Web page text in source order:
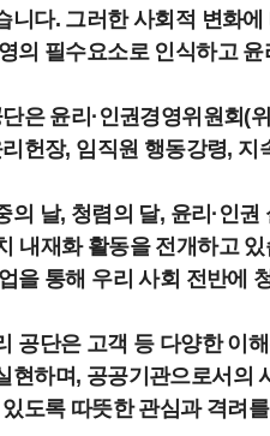
니다. 그러한 사회적 변화
의 필수요소로 인식하고
은 윤리·인권경영위원회(
헌장, 임직원 행동강령,
의 날, 청렴의 달, 윤리·인
내재화 활동을 전개하고
을 통해 우리 사회 전반에
공단은 고객 등 다양한 이
현하며, 공공기관으로서의
도록 따뜻한 관심과 격려